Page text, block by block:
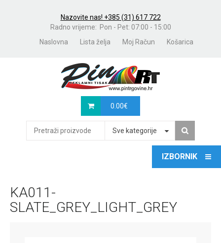
Nazovite nas! +385 (31) 617 722
Radno vrijeme: Pon - Pet: 07:00 - 15:00
Naslovna
Lista želja Moj Račun Košarica
0.00€
Sve kategorije
KA011-
SLATE_GREY_LIGHT_GREY